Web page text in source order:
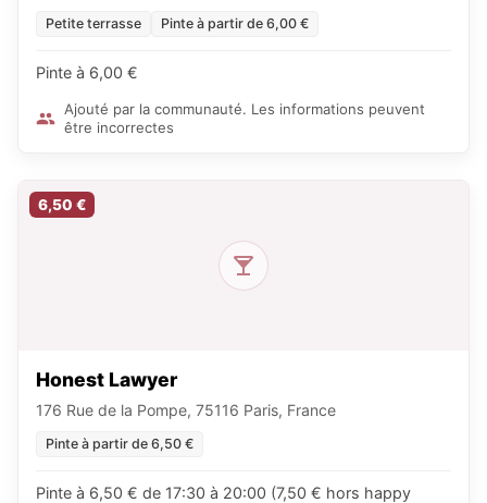
Petite terrasse Pinte à partir de 6,00 €
Pinte à 6,00 €
Ajouté par la communauté. Les informations peuvent
être incorrectes
6,50 €
Honest Lawyer
176 Rue de la Pompe, 75116 Paris, France
Pinte à partir de 6,50 €
Pinte à 6,50 € de 17:30 à 20:00 (7,50 € hors happy